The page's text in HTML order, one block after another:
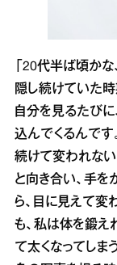
「20代半ば頃かな
隠し続けていた時
自分を見るたび
込んでくるんです
続けて変われない
と向き合い、手を
ら、目に見えて変
も、私は体を鍛え
て太くなってしま